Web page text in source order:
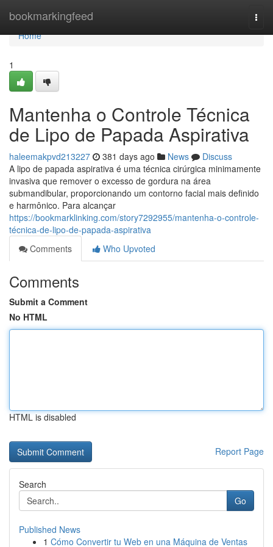
bookmarkingfeed
Home
Home
1
Mantenha o Controle Técnica
de Lipo de Papada Aspirativa
haleemakpvd213227 381 days ago News
Discuss
A lipo de papada aspirativa é uma técnica cirúrgica minimamente
invasiva que remover o excesso de gordura na área
submandibular, proporcionando um contorno facial mais definido
e harmônico. Para alcançar
https://bookmarklinking.com/story7292955/mantenha-o-controle-
técnica-de-lipo-de-papada-aspirativa
Comments
Who Upvoted
Comments
Submit a Comment
No HTML
HTML is disabled
Report Page
Search
Go
Published News
1 Cómo Convertir tu Web en una Máquina de Ventas